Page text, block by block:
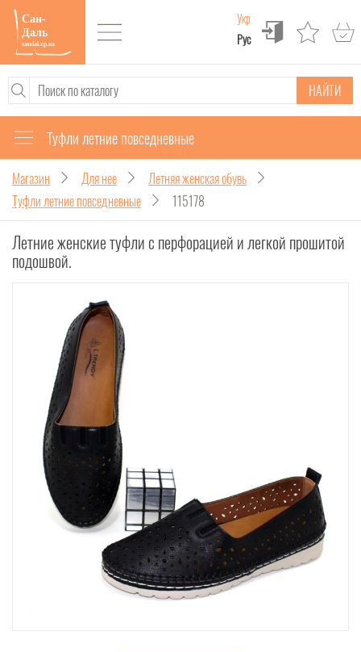
Укр
Рус
НАЙТИ
Туфли летние повседневные
Магазин Для нее
Летняя женская обувь
Туфли летние повседневные
115178
Летние женские туфли с перфорацией и легкой прошитой
подошвой.